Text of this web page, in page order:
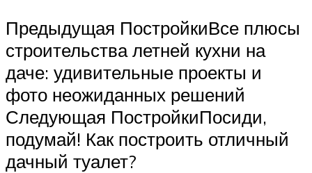
Предыдущая ПостройкиВсе плюсы
строительства летней кухни на
даче: удивительные проекты и
фото неожиданных решений
Следующая ПостройкиПосиди,
подумай! Как построить отличный
дачный туалет?